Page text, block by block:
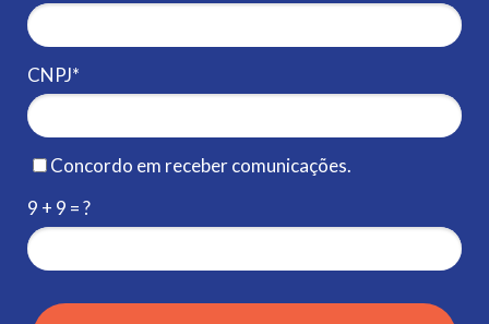
CNPJ*
Concordo em receber comunicações.
9 + 9 = ?